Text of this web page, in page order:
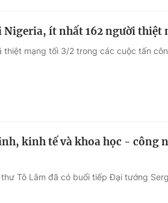
Du lịch
Làm đẹp
Nigeria, ít nhất 162 người thiệt
thiệt mạng tối 3/2 trong các cuộc tấn
kinh tế và khoa học - công
Tô Lâm đã có buổi tiếp Đại tướng